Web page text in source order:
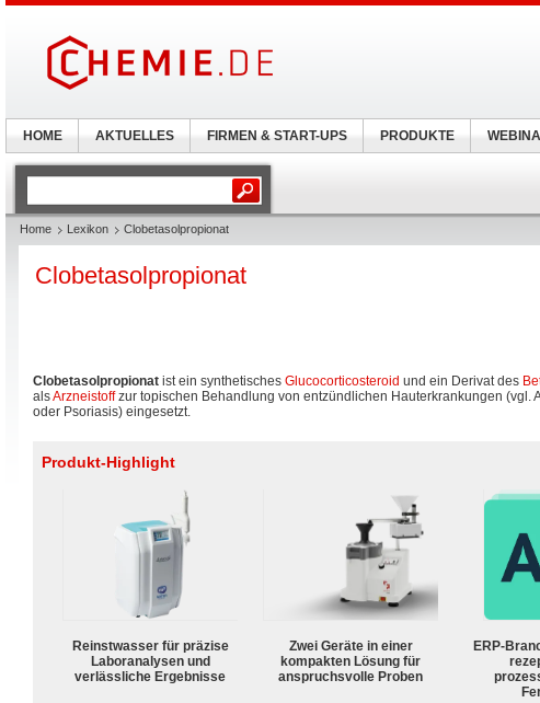
Home Lexikon Clobetasolpropionat
Clobetasolpropionat
Clobetasolpropionat ist ein synthetisches Glucocorticosteroid und ein Derivat des
alsArzneistoffzur topischen Behandlung von entzündlichen Hauterkrankungen (vgl.
oder Psoriasis) eingesetzt.
Produkt-Highlight
Reinstwasser für präzise
Laboranalysen und
verlässliche Ergebnisse
Zwei Geräte in einer
kompakten Lösung für
anspruchsvolle Proben
ERP-
HOME AKTUELLES FIRMEN & START-UPS PRODUKTE